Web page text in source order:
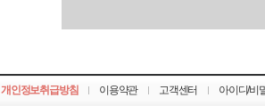
개인정보취급방침 이용약관 고객센터 아이디/비